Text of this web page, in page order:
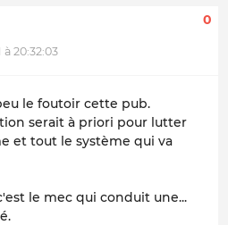
20:32:03
0
le foutoir cette pub.
serait à priori pour lutter
et tout le système qui va
le mec qui conduit une...